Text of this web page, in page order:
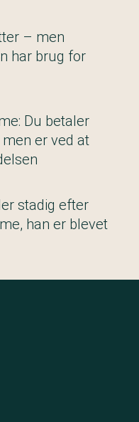
– men
har brug for
Du betaler
er ved at
stadig efter
han er blevet